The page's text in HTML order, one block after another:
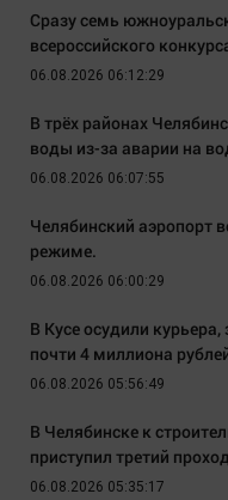
Сразу семь
всероссийского
06.08.2026 06:12:29
В трёх районах
воды из-за аварии на
06.08.2026 06:07:55
Челябинский аэропорт
режиме.
06.08.2026 06:00:29
В Кусе осудили
почти 4 миллиона
06.08.2026 05:56:49
В Челябинске к
приступил третий
06.08.2026 05:35:17